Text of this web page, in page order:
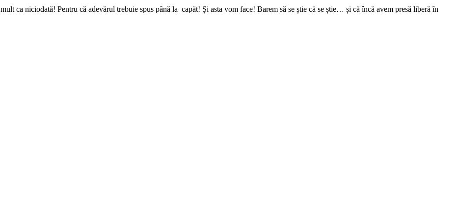
ca niciodată! Pentru că adevărul trebuie spus până la capăt! Și asta vom face! Barem să se știe că se știe… și că încă avem presă liberă în